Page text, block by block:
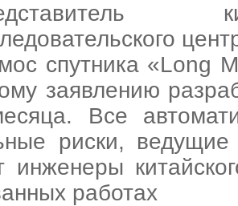
спутника «Long
заявлению
Все
риски,
инженеры
работах